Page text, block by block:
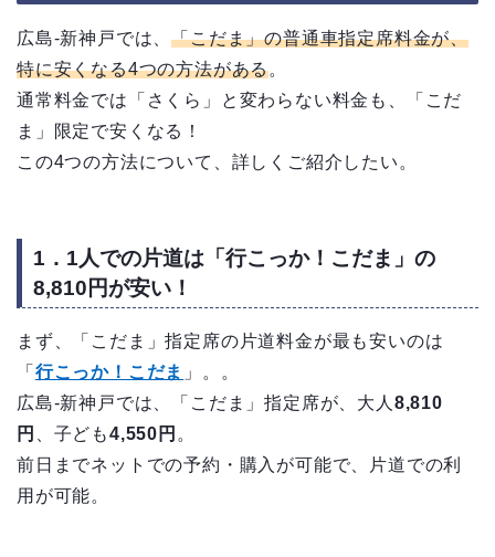
広島-新神戸では、「こだま」の普通車指定席料金が、
特に安くなる4つの方法がある。
通常料金では「さくら」と変わらない料金も、「こだ
ま」限定で安くなる！
この4つの方法について、詳しくご紹介したい。
1．1人での片道は「行こっか！こだま」の
8,810円が安い！
まず、「こだま」指定席の片道料金が最も安いのは
「 行こっか！こだま 」。。
広島-新神戸では、「こだま」指定席が、大人 8,810
円
、子ども4,550円 。
前日までネットでの予約・購入が可能で、片道での利
用が可能。